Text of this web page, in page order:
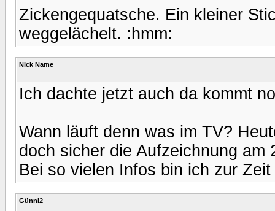
Zickengequatsche. Ein kleiner
weggelächelt. :hmm:
Nick Name
Ich dachte jetzt auch da kommt
Wann läuft denn was im TV?
doch sicher die Aufzeichnung am
Bei so vielen Infos bin ich zur
Günni2